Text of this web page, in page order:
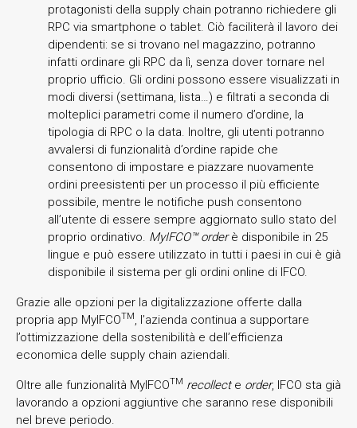
protagonisti della supply chain potranno richiedere gli
RPC via smartphone o tablet. Ciò faciliterà il lavoro dei
dipendenti: se si trovano nel magazzino, potranno
infatti ordinare gli RPC da lì, senza dover tornare nel
proprio ufficio. Gli ordini possono essere visualizzati in
modi diversi (settimana, lista…) e filtrati a seconda di
molteplici parametri come il numero d’ordine, la
tipologia di RPC o la data. Inoltre, gli utenti potranno
avvalersi di funzionalità d’ordine rapide che
consentono di impostare e piazzare nuovamente
ordini preesistenti per un processo il più efficiente
possibile, mentre le notifiche push consentono
all’utente di essere sempre aggiornato sullo stato del
proprio ordinativo. MyIFCO™ orderè disponibile in 25
lingue e può essere utilizzato in tutti i paesi in cui è già
disponibile il sistema per gli ordini online di IFCO.
Grazie alle opzioni per la digitalizzazione offerte dalla
propria app MyIFCOTM, l’azienda continua a supportare
l’ottimizzazione della sostenibilità e dell’efficienza
economica delle supply chain aziendali.
Oltre alle funzionalità MyIFCOTM recollect e order, IFCO sta già
lavorando a opzioni aggiuntive che saranno rese disponibili
nel breve periodo.